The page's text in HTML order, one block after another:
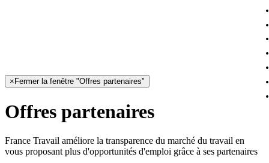
× Fermer la fenêtre "Offres partenaires"
Offres partenaires
France Travail améliore la transparence du marché du travail en
vous proposant plus d'opportunités d'emploi grâce à ses partenaires